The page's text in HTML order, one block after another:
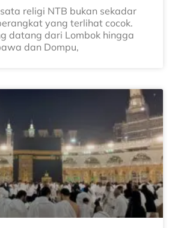
religi NTB bukan sekadar
yang terlihat cocok.
datang dari Lombok hingga
dan Dompu,